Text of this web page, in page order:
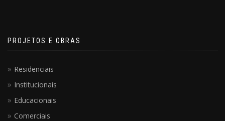
PROJETOS E OBRAS
Residenciais
Institucionais
Educacionais
Comerciais